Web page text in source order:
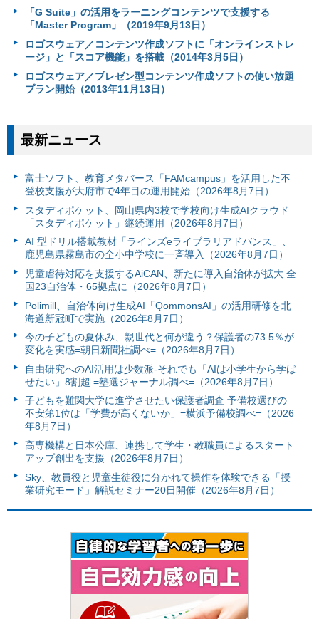
「G Suite」の活用をラーニングコンテンツで支援する
「Master Program」（2019年9月13日）
ロゴスウェア／コンテンツ作成ソフトに「オンラインストレ
ージ」と「スコア機能」を搭載（2014年3月5日）
ロゴスウェア／プレゼン型コンテンツ作成ソフトの使い放題
プラン開始（2013年11月13日）
最新ニュース
富⼠ソフト、教育メタバース「FAMcampus」を活用した不
登校支援が大府市で4年目の運用開始（2026年8月7日）
スタディポケット、岡山県内3校で学校向け生成AIクラウド
「スタディポケット」継続運用（2026年8月7日）
AI 型ドリル搭載教材「ラインズeライブラリアドバンス」、
鹿児島県霧島市の全小中学校に一斉導入（2026年8月7日）
児童虐待対応を支援するAiCAN、新たに導入自治体が拡大 全
国23自治体・65拠点に（2026年8月7日）
Polimill、自治体向け生成AI「QommonsAI」の活用研修を北
海道新冠町で実施（2026年8月7日）
今の子どもの夏休み、親世代と何が違う？保護者の73.5％が
変化を実感=朝日新聞社調べ=（2026年8月7日）
自由研究へのAI活用は少数派-それでも「AIは小学生から学ば
せたい」8割超 =塾選ジャーナル調べ=（2026年8月7日）
子どもを難関大学に進学させたい保護者調査 予備校選びの
不安第1位は「学費が高くないか」=横浜予備校調べ=（2026
年8月7日）
高専機構と日本公庫、連携して学生・教職員によるスタート
アップ創出を支援（2026年8月7日）
Sky、教員役と児童生徒役に分かれて操作を体験できる「授
業研究モード」解説セミナー20日開催（2026年8月7日）